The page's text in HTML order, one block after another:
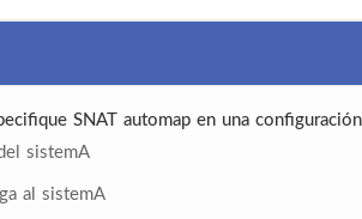
SNAT automap en una
sistemA
al sistemA